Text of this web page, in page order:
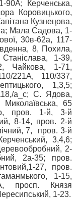
90А; Керченська,
Коровицького,
Кузнецова,
Мала Садова, 1-
30в-62а, 117-
8, Похила,
1-39,
Чайкова, 1-71,
221А, 110/337,
1,3,5;
а_с; С. Ядова,
65
пров. 1-й, 3-й
8-14, пров. 2-й
7, пров. 3-й
3,4,6;
2-
2а-35; пров.
27, пров.
1-15,
просп. Князя
1-23.